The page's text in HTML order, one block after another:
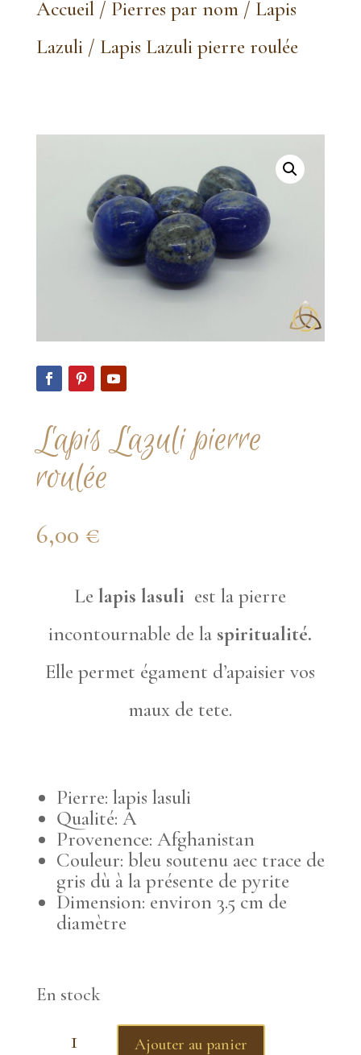
Accueil/ Pierres par nom/ Lapis
Lazuli/ Lapis Lazuli pierre roulée
Lapis Lazuli pierre
roulée
6,00 €
Lelapis lasuli est la pierre
incontournable de la spiritualité.
Elle permet égament d’apaisier vos
maux de tete.
Pierre: lapis lasuli
Qualité: A
Provenence: Afghanistan
Couleur: bleu soutenu aec trace de
gris dù à la présente de pyrite
Dimension: environ 3.5 cm de
diamètre
En stock
quantité
Ajouter au panier